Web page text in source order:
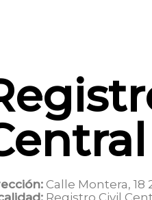
Calle Montera, 18
Registro Civil